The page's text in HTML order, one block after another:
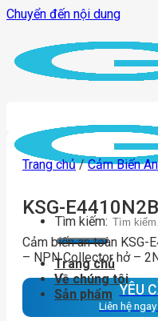
Chuyển đến nội dung
Tìm kiếm:
Trang chủ
Về chúng tôi
Sản phẩm
Trang chủ / Cảm Biến
KSG-E4410N2B
Cảm biến an toàn KSG-
– NPN Collector hở –
YÊU
Liên hệ